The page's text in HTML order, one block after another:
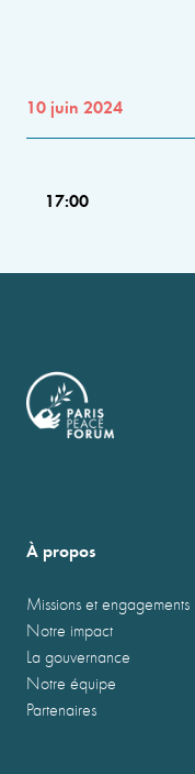
10 juin 2024
17:00
À propos
Missions et engagements
Notre impact
La gouvernance
Notre équipe
Partenaires